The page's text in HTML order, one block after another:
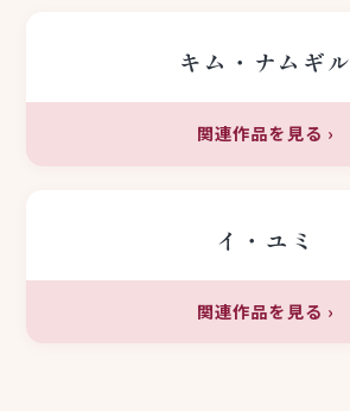
キム・ナムギル
関連作品を見る ›
イ・ユミ
関連作品を見る ›